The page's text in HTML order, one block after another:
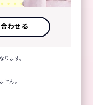
わせる
ります。
せん。